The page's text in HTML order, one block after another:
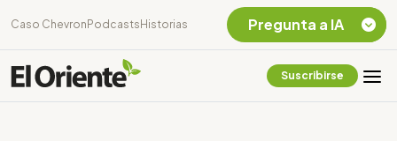
Caso Chevron Podcasts Historias
Suscribirse
Pregunta a IA